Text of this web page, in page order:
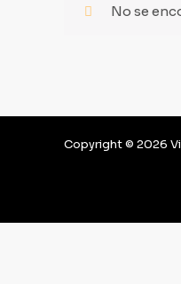
No se
Copyright © 2026